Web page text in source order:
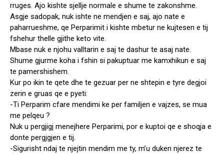
rruges. Ajo kishte sjellje normale e shume te zakonshme.
Asgje sadopak, nuk ishte ne mendjen e saj, ajo nate e
paharrueshme, qe Perparimit i kishte mbetur ne kujtesen e tij
fshehur thelle gjithe keto vite.
Mbase nuk e njohu valltarin e saj te dashur te asaj nate.
Shume gjurme koha i fshin si pakuptuar me kamxhikun e saj
te pamershishem.
Kur po ikin te qete dhe te gezuar per ne shtepin e tyre degjoi
zerin e gruas qe e pyeti:
-Ti Perparim cfare mendimi ke per familjen e vajzes, se mua
me pelqeu ?
Nuk u pergjigj menejhere Perparimi, por e kuptoi qe e shoqja e
donte pergjgjen e tij.
-Sigurisht ndaj te njejtin mendim me ty, m’u duken njerez te